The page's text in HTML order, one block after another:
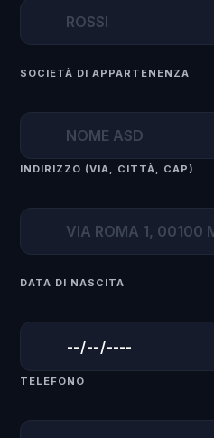
SOCIETÀ DI APPARTENENZA
INDIRIZZO (VIA, CITTÀ, CAP)
DATA DI NASCITA
TELEFONO